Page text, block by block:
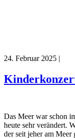
24. Februar 2025 |
Das Meer war schon
heute sehr verändert.
der seit jeher am Meer